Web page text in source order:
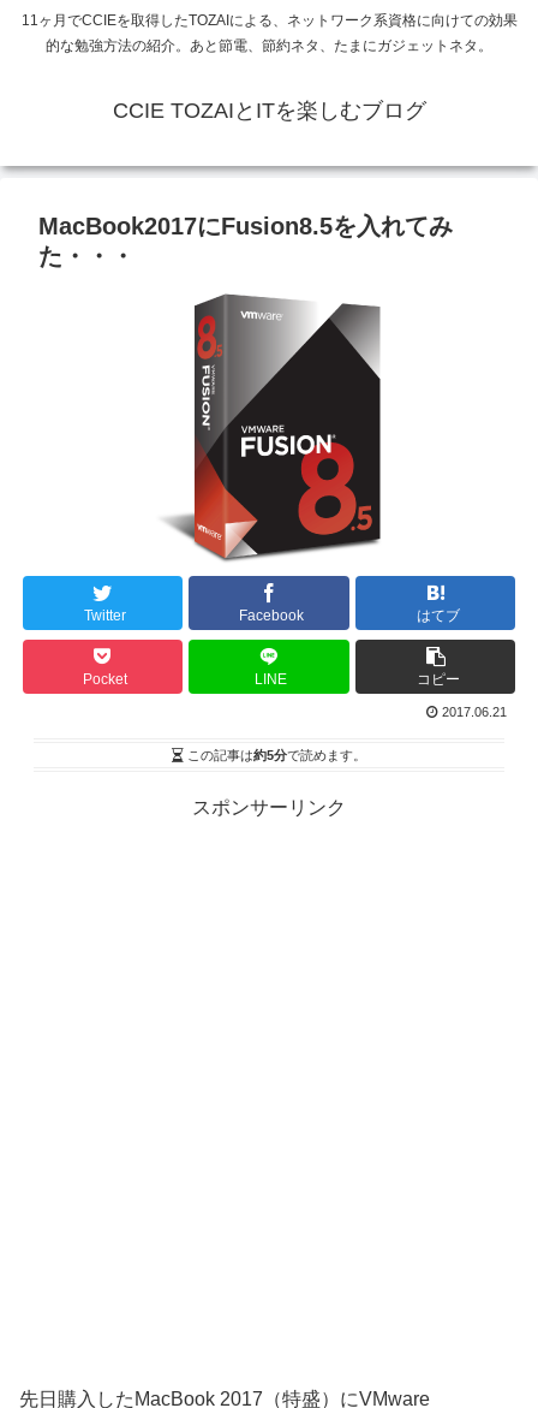
11ヶ月でCCIEを取得したTOZAIによる、ネットワーク系資格に向けての効果
的な勉強方法の紹介。あと節電、節約ネタ、たまにガジェットネタ。
CCIE TOZAIとITを楽しむブログ
MacBook2017にFusion8.5を入れてみ
た・・・
Twitter Facebook はてブ
Pocket LINE コピー
2017.06.21
この記事は約5分で読めます。
スポンサーリンク
先日購入したMacBook 2017（特盛）にVMware